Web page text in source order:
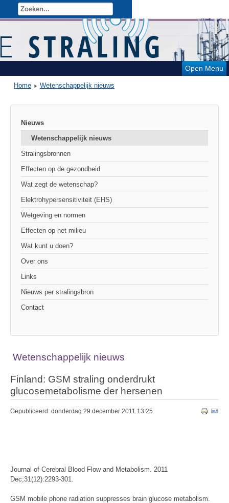
Open Menu
Home Wetenschappelijk nieuws
Nieuws
Wetenschappelijk nieuws
Stralingsbronnen
Effecten op de gezondheid
Wat zegt de wetenschap?
Elektrohypersensitiviteit (EHS)
Wetgeving en normen
Effecten op het milieu
Wat kunt u doen?
Over ons
Links
Nieuws per stralingsbron
Contact
Wetenschappelijk nieuws
Finland: GSM straling onderdrukt
glucosemetabolisme der hersenen
Gepubliceerd: donderdag 29 december 2011 13:25
Journal of Cerebral Blood Flow and Metabolism. 2011
Dec;31(12):2293-301.
GSM mobile phone radiation suppresses brain glucose metabolism.